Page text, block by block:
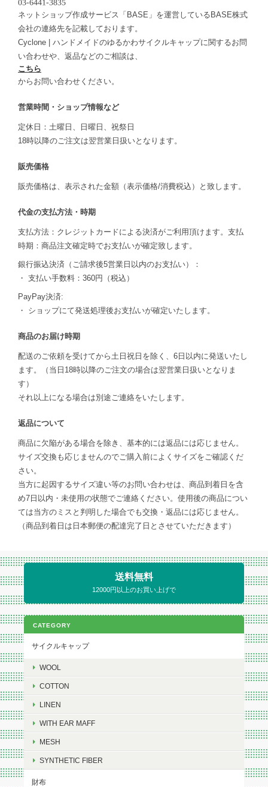
ネットショップ作成サービス「BASE」を運営しているBASE株式
会社の連絡先を記載しております。
Cyclone | ハンドメイドのゆるかわサイクルキャップに関するお問
い合わせや、返品などのご相談は、
こちら
からお問い合わせください。
営業時間・ショップ情報など
定休日：土曜日、日曜日、祝祭日
18時以降のご注文は翌営業日扱いとなります。
販売価格
販売価格は、表示された金額（表示価格/消費税込）と致します。
代金の支払方法・時期
支払方法：クレジットカードによる決済がご利用頂けます。支払
時期：商品注文確定時でお支払いが確定致します。
銀行振込決済（ご請求後5営業日以内のお支払い）：
・ 支払い手数料：360円（税込）
PayPay決済:
・ ショップにて発送処理後お支払いが確定いたします。
商品のお届け時期
配送のご依頼を受けてから土日祝日を除く、6日以内に発送いたし
ます。（当日18時以降のご注文の場合は翌営業日扱いとなりま
す）
それ以上になる場合は別途ご連絡をいたします。
返品について
商品に欠陥がある場合を除き、基本的には返品には応じません。
サイズ交換も応じませんのでご購入前によくサイズをご確認くだ
さい。
当方に起因するサイズ違い等のお問い合わせは、商品到着日を含
め7日以内・未使用の状態でご連絡ください。使用後の商品につい
ては当方のミスと判明した場合でも交換・返品には応じません。
（商品到着日は日本郵便の配達完了日とさせていただきます）
送料無料
12000円以上のお買い上げで
CATEGORY
サイクルキャップ
WOOL
COTTON
LINEN
WITH EAR MAFF
MESH
SYNTHETIC FIBER
財布